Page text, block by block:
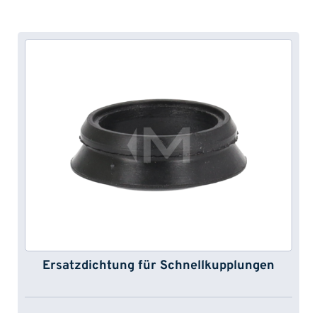
Ersatzdichtung für Schnellkupplungen